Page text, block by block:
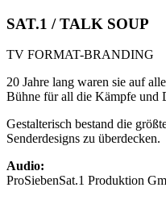
SAT.1 / TALK SOUP
TV FORMAT-BRANDING
20 Jahre lang waren sie auf
Bühne für all die Kämpfe und
Gestalterisch bestand die
Senderdesigns zu überdecken.
Audio:
ProSiebenSat.1 Produktion